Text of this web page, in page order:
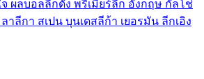
ผลบอลลีกดัง พรีเมียร์ลีก อังกฤษ กัลโช่
ลาลีกา สเปน บุนเดสลีก้า เยอรมัน ลีกเอิง